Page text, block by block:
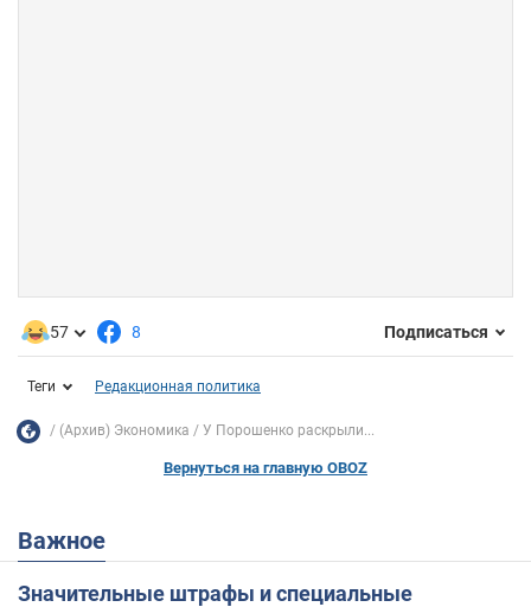
57 8 Подписаться
Теги Редакционная политика
(Архив) Экономика У Порошенко раскрыли...
Вернуться на главную OBOZ
Важное
Значительные штрафы и специальные